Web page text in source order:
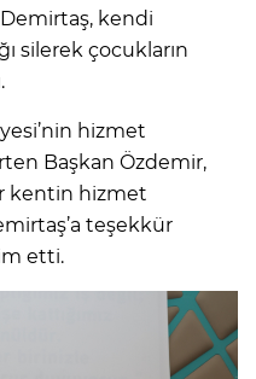
Demirtaş, kendi
silerek çocukların
hizmet
Başkan Özdemir,
kentin hizmet
teşekkür
etti.